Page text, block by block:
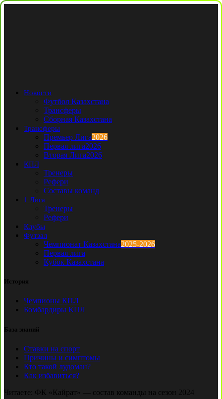
Новости
Футбол Казахстана
Трансферы
Сборная Казахстана
Трансферы
Премьер Лига2026
Первая лига2026
Вторая Лига2026
КПЛ
Тренеры
Рефери
Составы команд
1 Лига
Тренеры
Рефери
Клубы
Футзал
Чемпионат Казахстана2025-2026
Первая лига
Кубок Казахстана
История
Чемпионы КПЛ
Бомбардиры КПЛ
База знаний
Ставки на спорт
Причины и симптомы
Кто такой лудоман?
Как избавиться?
Читаете: ФК «Кайрат» — состав команды на сезон 2024